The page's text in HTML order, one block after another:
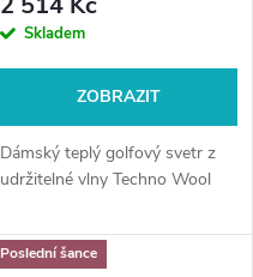
Skladem
ZOBRAZIT
Dámský teplý golfový svetr z
udržitelné vlny Techno Wool
Poslední šance